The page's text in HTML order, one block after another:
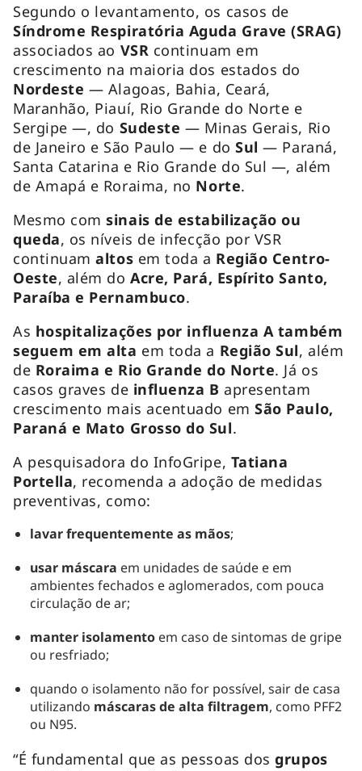
Segundo o levantamento, os casos de
Síndrome Respiratória Aguda Grave (SRAG)
associados ao VSR continuam em
crescimento na maioria dos estados do
Nordeste — Alagoas, Bahia, Ceará,
Maranhão, Piauí, Rio Grande do Norte e
Sergipe —, do Sudeste — Minas Gerais, Rio
de Janeiro e São Paulo — e doSul— Paraná,
Santa Catarina e Rio Grande do Sul —, além
de Amapá e Roraima, no Norte.
Mesmo com sinais de estabilização ou
queda, os níveis de infecção por VSR
continuamaltos em toda a Região Centro-
Oeste, além doAcre, Pará, Espírito Santo,
Paraíba e Pernambuco.
As hospitalizações por influenza A também
seguem em alta em toda a Região Sul, além
de Roraima e Rio Grande do Norte. Já os
casos graves de influenza B apresentam
crescimento mais acentuado emSão Paulo,
Paraná e Mato Grosso do Sul.
A pesquisadora do InfoGripe, Tatiana
Portella, recomenda a adoção de medidas
preventivas, como:
lavar frequentemente as mãos;
usar máscara em unidades de saúde e em
ambientes fechados e aglomerados, com pouca
circulação de ar;
manter isolamentoem caso de sintomas de gripe
ou resfriado;
quando o isolamento não for possível, sair de casa
utilizando máscaras de alta filtragem, como PFF2
ou N95.
“É fundamental que as pessoas dosgrupos